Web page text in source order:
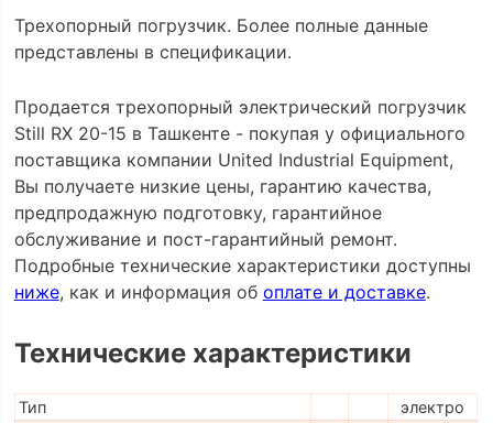
Трехопорный погрузчик. Более полные данные
представлены в спецификации.
Продается трехопорный электрический погрузчик
Still RX 20-15 в Ташкенте - покупая у официального
поставщика компании United Industrial Equipment,
Вы получаете низкие цены, гарантию качества,
предпродажную подготовку, гарантийное
обслуживание и пост-гарантийный ремонт.
Подробные технические характеристики доступны
ниже, как и информация об оплате и доставке.
Технические характеристики
Тип
электро